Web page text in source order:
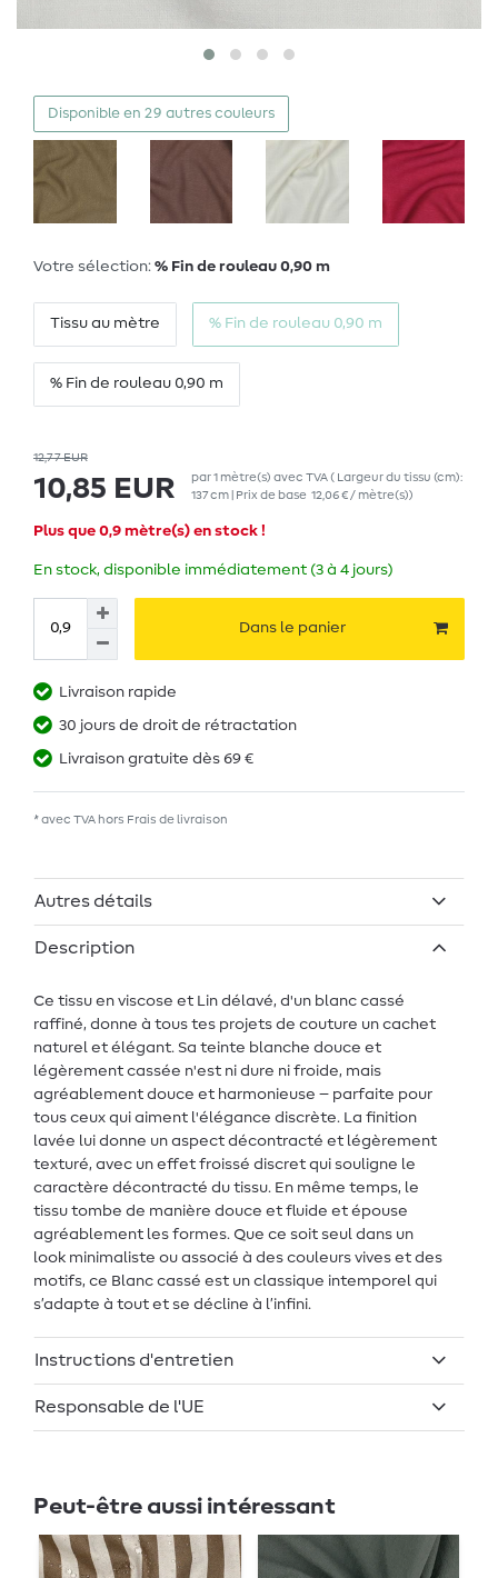
Disponible en 29 autres couleurs
Votre sélection: % Fin de rouleau 0,90 m
Tissu au mètre % Fin de rouleau 0,90 m
% Fin de rouleau 0,90 m
12,77 EUR
10,85 EUR par1 mètre(s) avec TVA( Largeur du tissu (cm):
137 cm | Prix de base 12,06 € / mètre(s))
Plus que 0,9 mètre(s) en stock !
En stock, disponible immédiatement (3 à 4 jours)
Dans le panier
Livraison rapide
30 jours de droit de rétractation
Livraison gratuite dès 69 €
* avec TVA hors Frais de livraison
Autres détails
Description
Ce tissu en viscose et Lin délavé, d'un blanc cassé
raffiné, donne à tous tes projets de couture un cachet
naturel et élégant. Sa teinte blanche douce et
légèrement cassée n'est ni dure ni froide, mais
agréablement douce et harmonieuse – parfaite pour
tous ceux qui aiment l'élégance discrète. La finition
lavée lui donne un aspect décontracté et légèrement
texturé, avec un effet froissé discret qui souligne le
caractère décontracté du tissu. En même temps, le
tissu tombe de manière douce et fluide et épouse
agréablement les formes. Que ce soit seul dans un
look minimaliste ou associé à des couleurs vives et des
motifs, ce Blanc cassé est un classique intemporel qui
s’adapte à tout et se décline à l’infini.
Instructions d'entretien
Responsable de l'UE
Peut-être aussi intéressant